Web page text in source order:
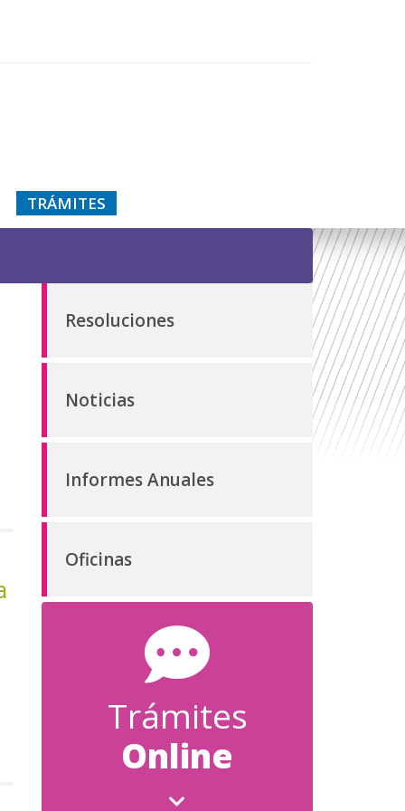
TRÁMITES
Resoluciones
Noticias
Informes Anuales
Oficinas
Trámites
Online